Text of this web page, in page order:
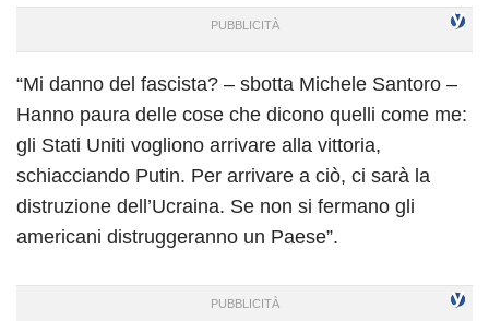
“Mi danno del fascista? – sbotta Michele Santoro –
Hanno paura delle cose che dicono quelli come me:
gli Stati Uniti vogliono arrivare alla vittoria,
schiacciando Putin. Per arrivare a ciò, ci sarà la
distruzione dell’Ucraina. Se non si fermano gli
americani distruggeranno un Paese”.